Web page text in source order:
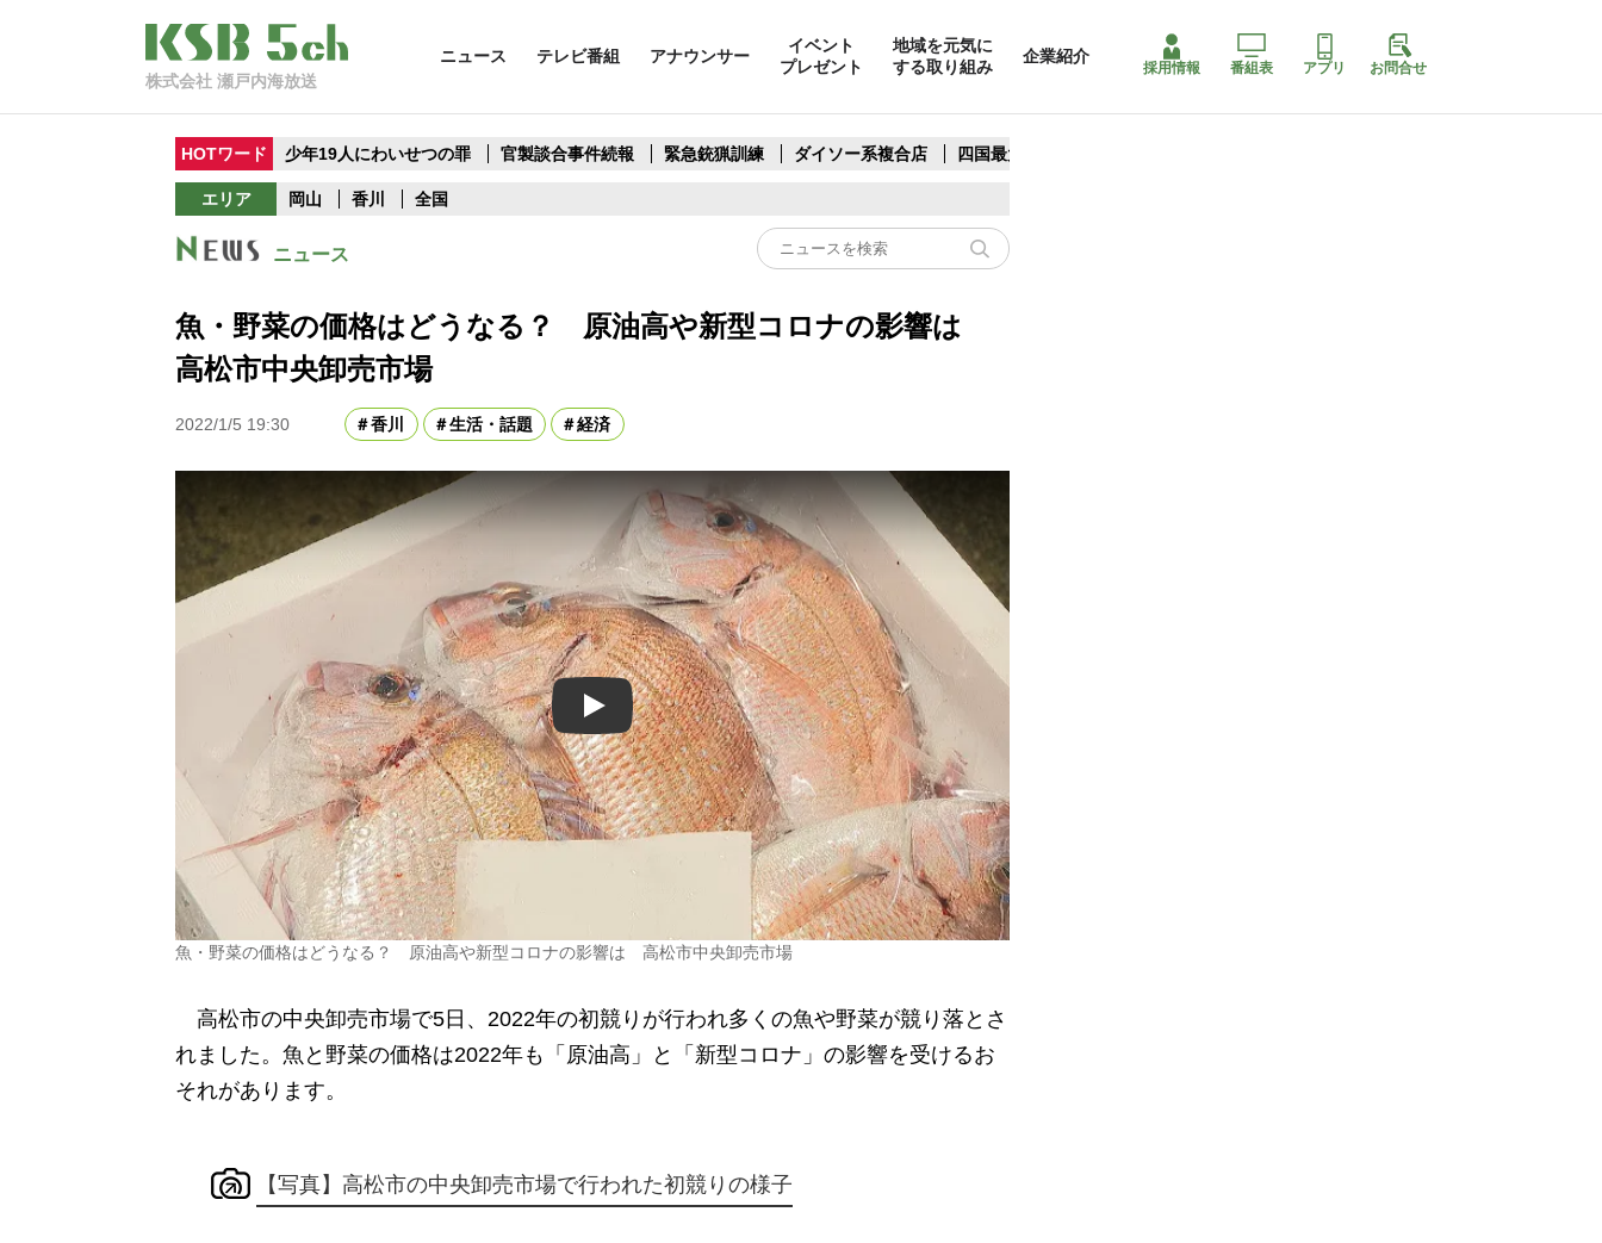
株式会社 瀬戸内海放送
ニュース テレビ番組 アナウンサー
イベント
プレゼント
地域を元気に
する取り組み
企業紹介
採用情報 番組表 アプリ お問合せ
HOTワード 少年19人にわいせつの罪 官製談合事件続報 緊急銃猟訓練 ダイソー系複合店 四国最大スリコ
エリア 岡山 香川 全国
ニュース
魚・野菜の価格はどうなる？ 原油高や新型コロナの影響は
高松市中央卸売市場
2022/1/5 19:30 香川 生活・話題 経済
Play
魚・野菜の価格はどうなる？ 原油高や新型コロナの影響は 高松市中央卸売市場
高松市の中央卸売市場で5日、2022年の初競りが行われ多くの魚や野菜が競り落とさ
れました。魚と野菜の価格は2022年も「原油高」と「新型コロナ」の影響を受けるお
それがあります。
【写真】高松市の中央卸売市場で行われた初競りの様子